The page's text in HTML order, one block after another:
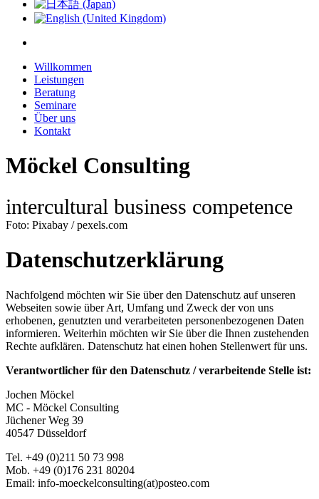
Willkommen
Leistungen
Beratung
Seminare
Über uns
Kontakt
Möckel Consulting
intercultural business competence
Foto: Pixabay / pexels.com
Datenschutzerklärung
Nachfolgend möchten wir Sie über den Datenschutz auf unseren
Webseiten sowie über Art, Umfang und Zweck der von uns
erhobenen, genutzten und verarbeiteten personenbezogenen Daten
informieren. Weiterhin möchten wir Sie über die Ihnen zustehenden
Rechte aufklären. Datenschutz hat einen hohen Stellenwert für uns.
Verantwortlicher für den Datenschutz / verarbeitende Stelle ist:
Jochen Möckel
MC - Möckel Consulting
Jüchener Weg 39
40547 Düsseldorf
Tel. +49 (0)211 50 73 998
Mob. +49 (0)176 231 80204
Email: info-moeckelconsulting(at)posteo.com